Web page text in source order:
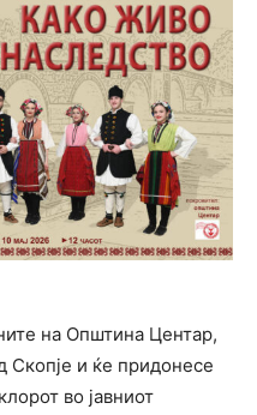
на Општина Центар,
Скопје и ќе придонесе
во јавниот